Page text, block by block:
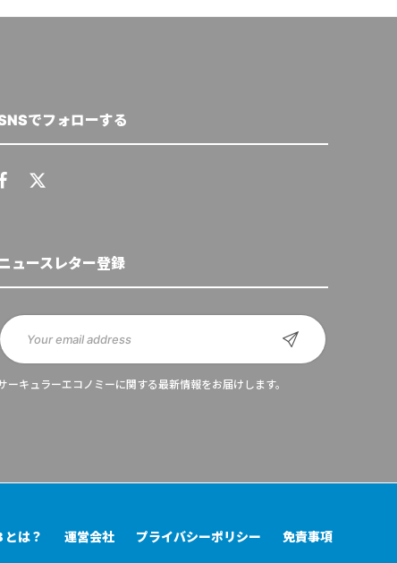
でフォローする
ュースレター登録
ーキュラーエコノミーに関する最新情報をお届けします。
は？ 運営会社 プライバシーポリシー 免責事項